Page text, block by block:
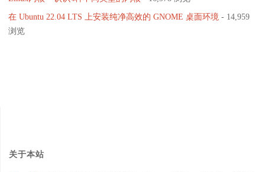
在 Ubuntu 22.04 LTS 上安装纯净高效的 GNOME 桌面环境 - 14,959
浏览
关于本站